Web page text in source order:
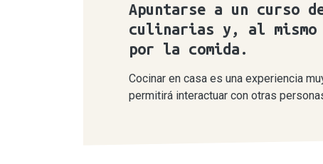
Apuntarse a un curso
culinarias y, al mismo
por la comida.
Cocinar en casa es una experiencia
permitirá interactuar con otras